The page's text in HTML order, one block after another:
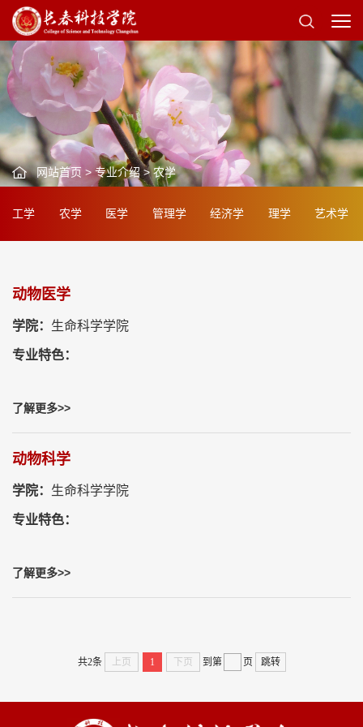
网站首页 >专业介绍>农学
工学 农学 医学 管理学 经济学 理学 艺术学
动物医学
学院： 生命科学学院
专业特色：
了解更多>>
动物科学
学院： 生命科学学院
专业特色：
了解更多>>
共2条 上页 1 下页 到第 页 跳转